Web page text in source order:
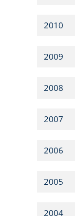
2010
2009
2008
2007
2006
2005
2004